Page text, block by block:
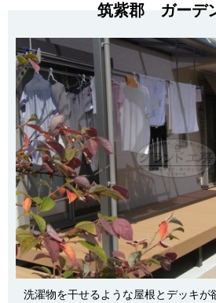
筑紫郡 ガーデ
洗濯物を干せるような屋根とデッキが